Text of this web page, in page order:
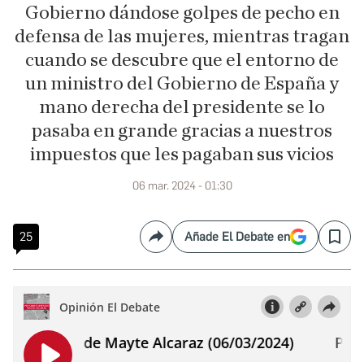
Gobierno dándose golpes de pecho en
defensa de las mujeres, mientras tragan
cuando se descubre que el entorno de
un ministro del Gobierno de España y
mano derecha del presidente se lo
pasaba en grande gracias a nuestros
impuestos que les pagaban sus vicios
06 mar. 2024 - 01:30
25 CompartirAñade El Debate en Save